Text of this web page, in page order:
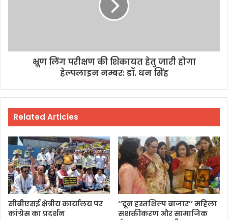
भ्रूण लिंग परीक्षण की शिकायत हेतु जारी होगा
हेल्पलाइन नम्बर: डॉ. धन सिंह
Related Articles
सीबीएसई क्षेत्रीय कार्यालय पर
कांग्रेस का प्रदर्शन
‘‘दून हस्तशिल्प बाजार’’ महिला
सशक्तीकरण और सामाजिक